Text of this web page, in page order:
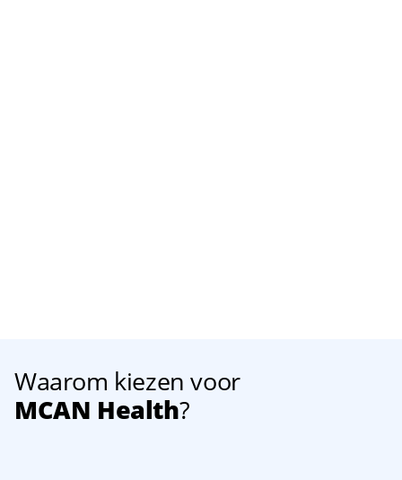
Waarom kiezen voor
MCAN Health?